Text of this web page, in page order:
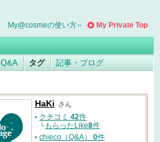
My Private Top
My@cosmeの使い方
Q&A タグ 記事・ブログ
HaKi さん
クチコミ 42件
└もらったLike8件
chieco（Q&A） 0件